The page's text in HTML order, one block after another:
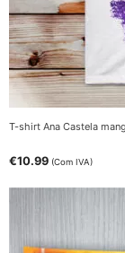
T-shirt Ana Castela
€10.99 (Com IVA)